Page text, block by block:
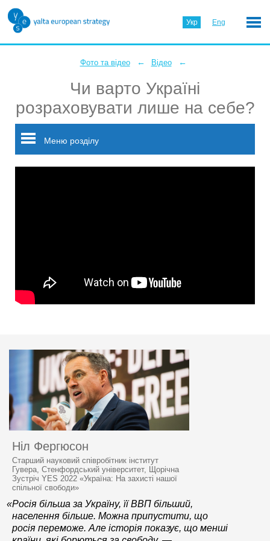
Укр Eng
Фото та відео ← Відео ←
Чи варто Україні
розраховувати лише на себе?
Меню розділу
Ніл Фергюсон
Старший науковий співробітник інститут
Гувера, Стенфордський університет, Щорічна
Зустріч YES 2022 «Україна: На захисті нашої
спільної свободи»
«Росія більша за Україну, її ВВП більший,
населення більше. Можна припустити, що
росія переможе. Але історія показує, що менші